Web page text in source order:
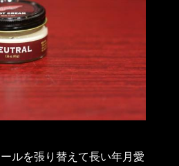
ルを張り替えて長い年月愛